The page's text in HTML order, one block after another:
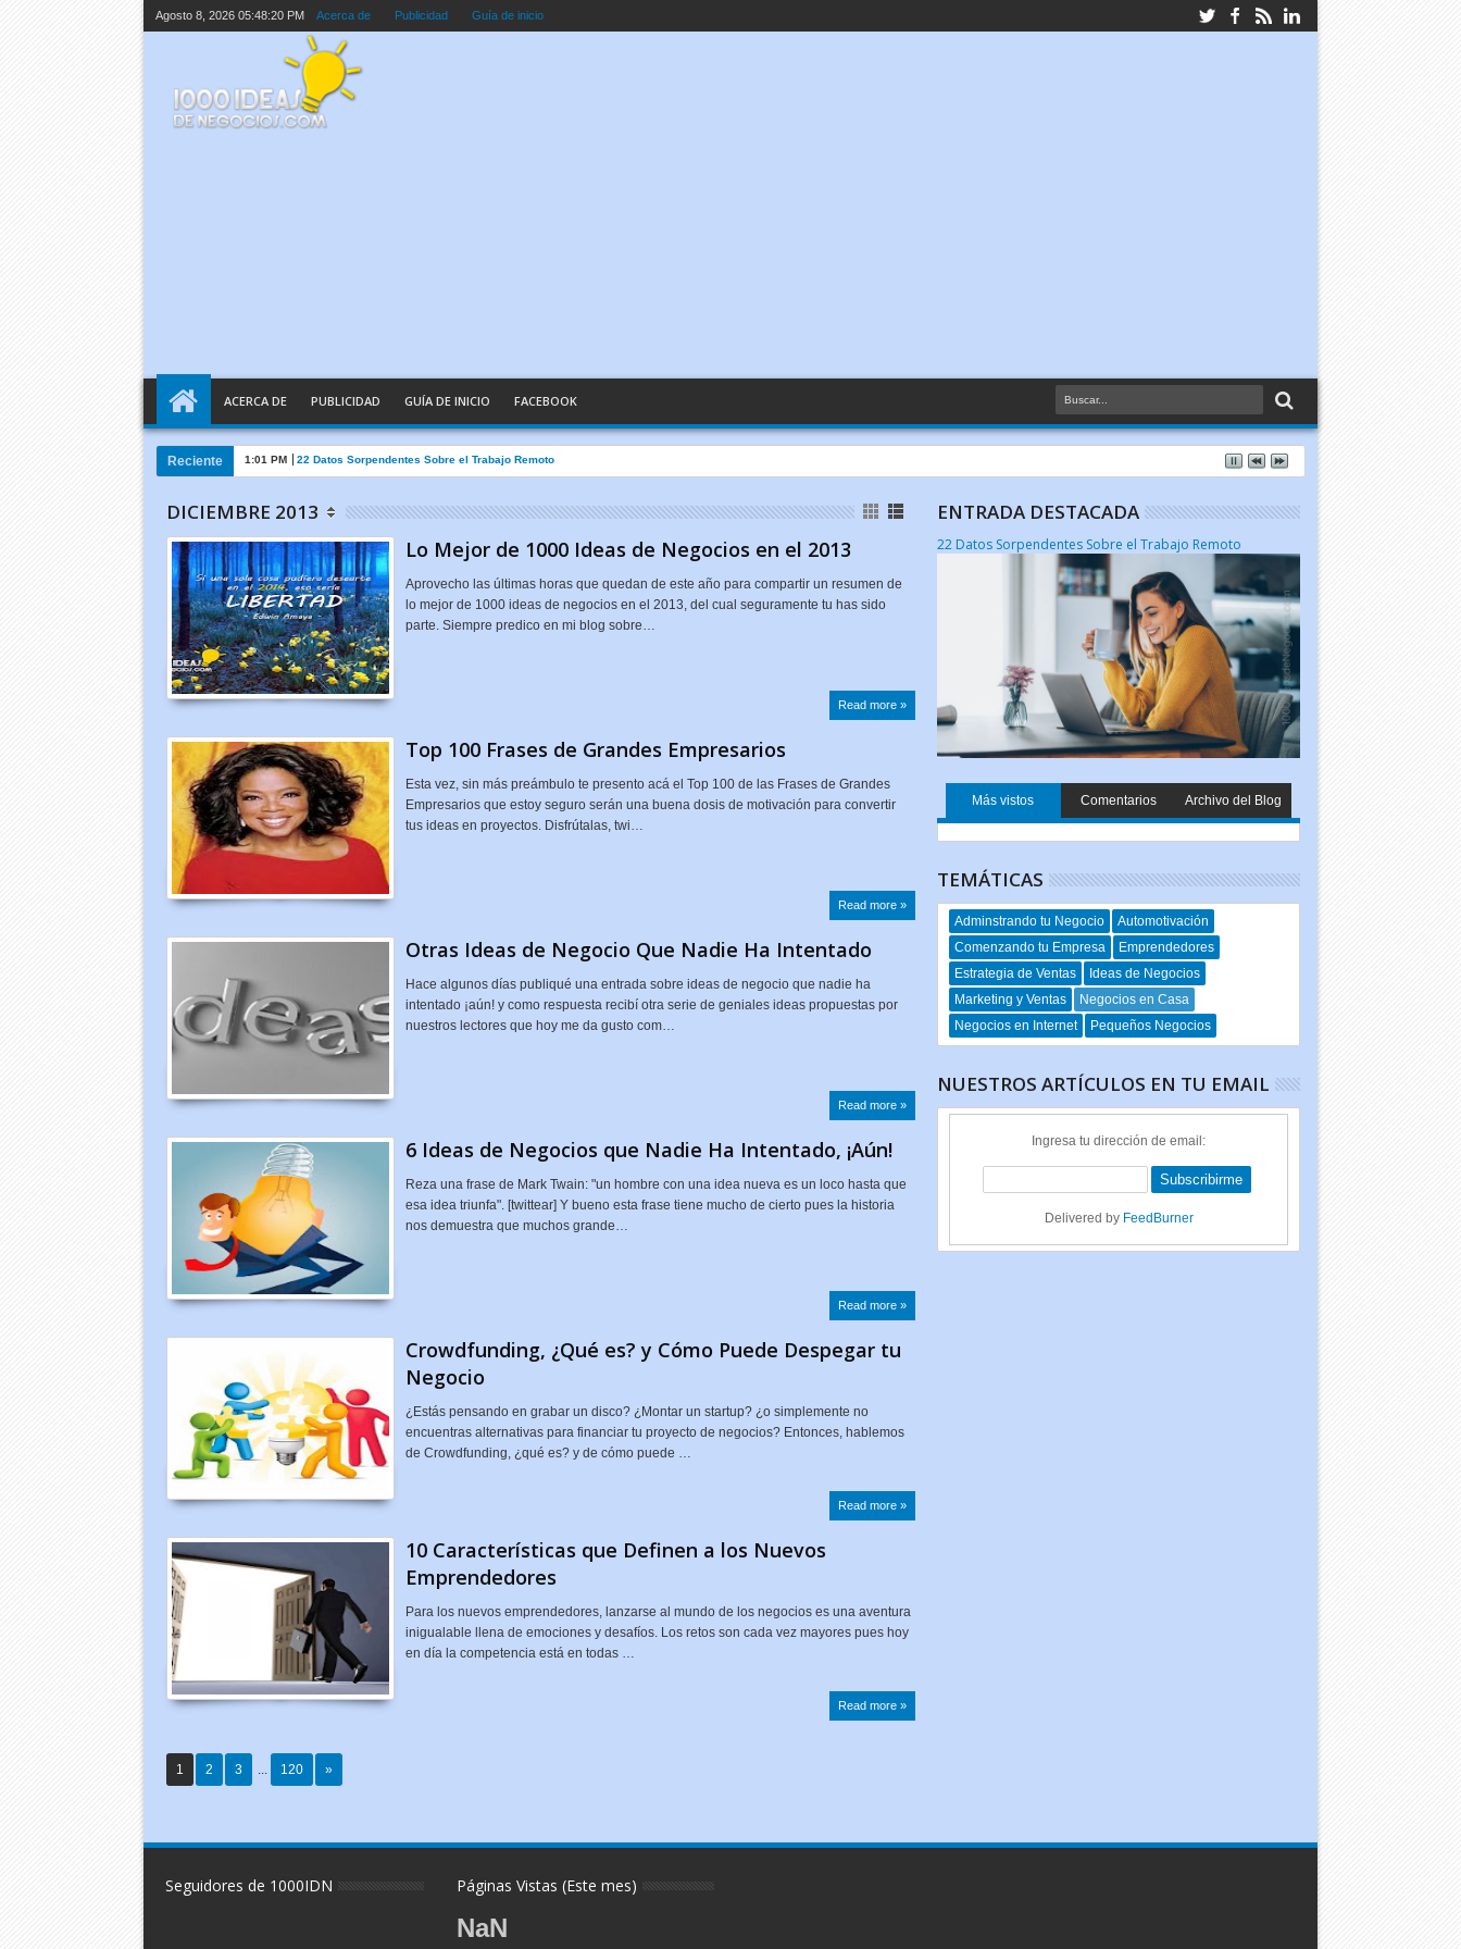
Agosto 8, 2026 05:48:20 PM Acerca de Publicidad Guía de inicio
ACERCA DE PUBLICIDAD GUÍA DE INICIO FACEBOOK
Reciente 1:01 PM 22 Datos Sorpendentes Sobre el Trabajo Remoto
DICIEMBRE 2013
Lo Mejor de 1000 Ideas de Negocios en el 2013
Aprovecho las últimas horas que quedan de este año para compartir un resumen de
lo mejor de 1000 ideas de negocios en el 2013, del cual seguramente tu has sido
parte. Siempre predico en mi blog sobre…
Read more »
Top 100 Frases de Grandes Empresarios
Esta vez, sin más preámbulo te presento acá el Top 100 de las Frases de Grandes
Empresarios que estoy seguro serán una buena dosis de motivación para convertir
tus ideas en proyectos. Disfrútalas, twi…
Read more »
Otras Ideas de Negocio Que Nadie Ha Intentado
Hace algunos días publiqué una entrada sobre ideas de negocio que nadie ha
intentado ¡aún! y como respuesta recibí otra serie de geniales ideas propuestas por
nuestros lectores que hoy me da gusto com…
Read more »
6 Ideas de Negocios que Nadie Ha Intentado, ¡Aún!
Reza una frase de Mark Twain: "un hombre con una idea nueva es un loco hasta que
esa idea triunfa". [twittear] Y bueno esta frase tiene mucho de cierto pues la historia
nos demuestra que muchos grande…
Read more »
Crowdfunding, ¿Qué es? y Cómo Puede Despegar tu
Negocio
¿Estás pensando en grabar un disco? ¿Montar un startup? ¿o simplemente no
encuentras alternativas para financiar tu proyecto de negocios? Entonces, hablemos
de Crowdfunding, ¿qué es? y de cómo puede …
Read more »
10 Características que Definen a los Nuevos
Emprendedores
Para los nuevos emprendedores, lanzarse al mundo de los negocios es una aventura
inigualable llena de emociones y desafíos. Los retos son cada vez mayores pues hoy
en día la competencia está en todas …
Read more »
1 2 3 ... 120 »
ENTRADA DESTACADA
22 Datos Sorpendentes Sobre el Trabajo Remoto
Más vistos Comentarios Archivo del Blog
TEMÁTICAS
Adminstrando tu Negocio
Automotivación
Comenzando tu Empresa
Emprendedores
Estrategia de Ventas
Ideas de Negocios
Marketing y Ventas
Negocios en Casa
Negocios en Internet
Pequeños Negocios
NUESTROS ARTÍCULOS EN TU EMAIL
Ingresa tu dirección de email:
Delivered by FeedBurner
Seguidores de 1000IDN Páginas Vistas (Este mes)
NaN